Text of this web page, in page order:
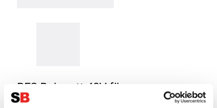
BFS Bajonett 48V för
centralpåfyllning